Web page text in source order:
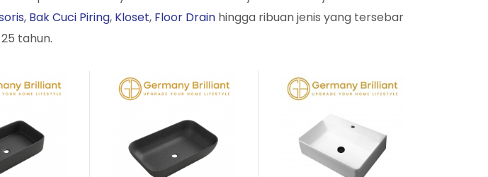
, Bak Cuci Piring, Kloset, Floor Drain hingga ribuan jenis yang tersebar
tahun.